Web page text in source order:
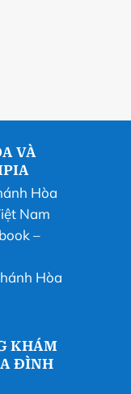
VÀ
Hòa
Nam
–
Hòa
KHÁM
ĐÌNH